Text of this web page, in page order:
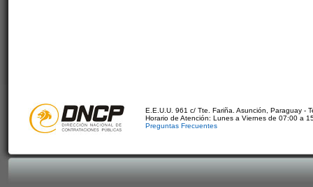
E.E.U.U. 961 c/ Tte. Fariña. Asunción, Paraguay -
Horario de Atención: Lunes a Viernes de 07:00 a
Preguntas Frecuentes